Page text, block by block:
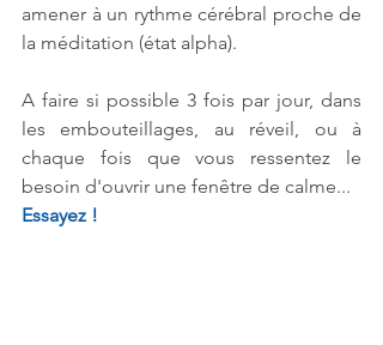
amener à un rythme cérébral proche de
la méditation (état alpha).
A faire si possible 3 fois par jour, dans
les embouteillages, au réveil, ou à
chaque fois que vous ressentez le
besoin d'ouvrir une fenêtre de calme...
Essayez !